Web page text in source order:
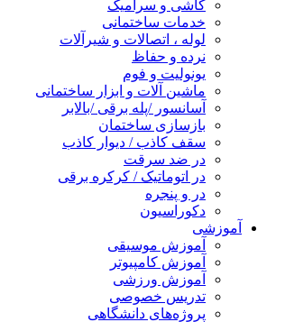
کاشی و سرامیک
خدمات ساختمانی
لوله ، اتصالات و شیرآلات
نرده و حفاظ
یونولیت و فوم
ماشین آلات و ابزار ساختمانی
آسانسور /پله برقی /بالابر
بازسازی ساختمان
سقف کاذب / دیوار کاذب
در ضد سرقت
در اتوماتیک / کرکره برقی
در و پنجره
دکوراسیون
آموزشی
آموزش موسیقی
آموزش کامپیوتر
آموزش ورزشی
تدریس خصوصی
پروژه‌های دانشگاهی